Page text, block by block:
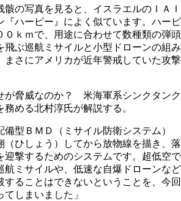
骸の写真を見ると、イスラエルのＩＡＩ
『ハーピー』によく似ています。ハーピ
０ｋｍで、用途に合わせて数種類の弾頭
飛ぶ巡航ミサイルと小型ドローンの組み
まさにアメリカが近年警戒していた攻撃
が脅威なのか？ 米海軍系シンクタンク
める北村淳氏が解説する。
備型ＢＭＤ（ミサイル防衛システム）
（ひしょう）してから放物線を描き、落
迎撃するためのシステムです。超低空で
航ミサイルや、低速な自爆ドローンなど
することはできないということを、今回
しまいました」